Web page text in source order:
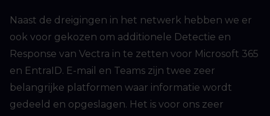
Naast de dreigingen in het netwerk hebben we er
ook voor gekozen om additionele Detectie en
Response van Vectra in te zetten voor Microsoft 365
en EntraID. E-mail en Teams zijn twee zeer
belangrijke platformen waar informatie wordt
gedeeld en opgeslagen. Het is voor ons zeer